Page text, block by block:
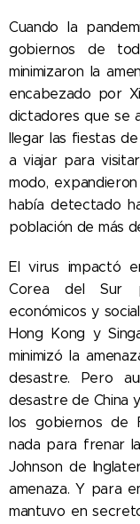
Cuando la
gobiernos de
minimizaron la
encabezado por
dictadores que se
llegar las fiestas
a viajar para
modo,
había detectado
población de más
El virus impactó
Corea del Sur
económicos y
Hong Kong y
minimizó la
desastre. Pero
desastre de China
los gobiernos de
nada para frenar
Johnson de
amenaza. Y para
mantuvo en